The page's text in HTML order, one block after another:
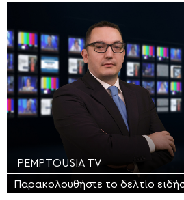
PEMPTOUSIA TV
Παρακολουθήστε το δελτίο